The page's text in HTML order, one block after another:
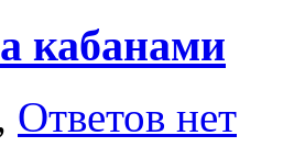
кабанами
Ответов нет